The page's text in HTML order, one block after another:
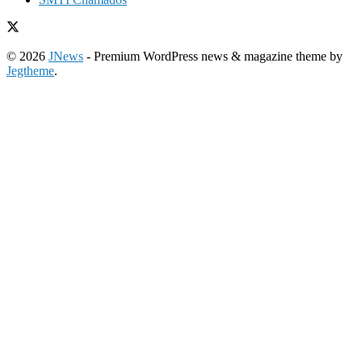
© 2026 JNews - Premium WordPress news & magazine theme by
Jegtheme.